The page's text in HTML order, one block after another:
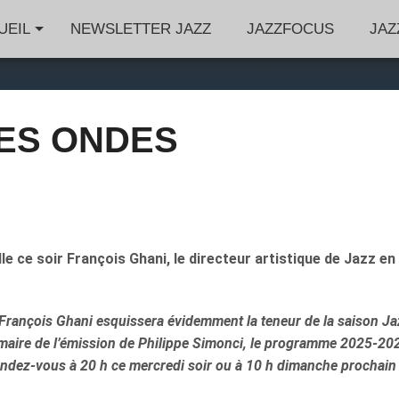
NEWSLETTER JAZZ JAZZFOCUS
ONDES
ce soir François Ghani, le directeur artistique de Jazz en
Ghani esquissera évidemment la teneur de la saison
de l’émission de Philippe Simonci, le programme 2025-
vous à 20 h ce mercredi soir ou à 10 h dimanche prochain